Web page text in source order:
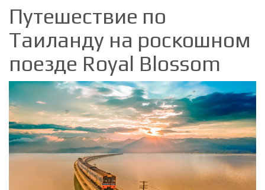
Путешествие по
Таиланду на роскошном
поезде Royal Blossom